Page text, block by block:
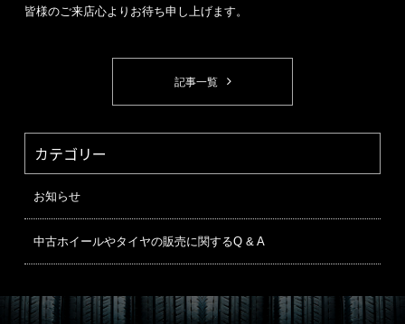
皆様のご来店心よりお待ち申し上げます。
記事一覧
カテゴリー
お知らせ
中古ホイールやタイヤの販売に関するQ & A